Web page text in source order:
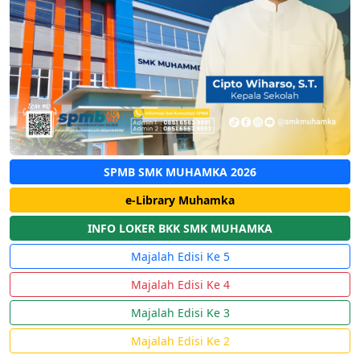
SPMB SMK MUHAMKA 2026
e-Library Muhamka
INFO LOKER BKK SMK MUHAMKA
Majalah Edisi Ke 5
Majalah Edisi Ke 4
Majalah Edisi Ke 3
Majalah Edisi Ke 2